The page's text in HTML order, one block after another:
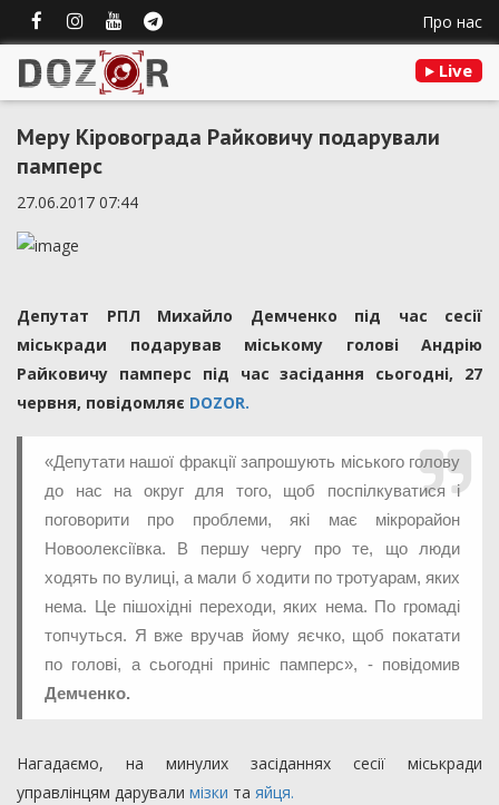
Про нас
Live
Меру Кіровограда Райковичу подарували
памперс
27.06.2017 07:44
Депутат РПЛ Михайло Демченко під час сесії
міськради подарував міському голові Андрію
Райковичу памперс під час засідання сьогодні, 27
червня, повідомляє DOZOR.
«Депутати нашої фракції запрошують міського голову
до нас на округ для того, щоб поспілкуватися і
поговорити про проблеми, які має мікрорайон
Новоолексіївка. В першу чергу про те, що люди
ходять по вулиці, а мали б ходити по тротуарам, яких
нема. Це пішохідні переходи, яких нема. По громаді
топчуться. Я вже вручав йому яєчко, щоб покатати
по голові, а сьогодні приніс памперс», - повідомив
Демченко.
Нагадаємо, на минулих засіданнях сесії міськради
управлінцям дарували мізки та яйця.